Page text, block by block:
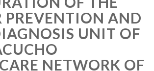
PREVENTION AND
UNIT OF
NETWORK OF